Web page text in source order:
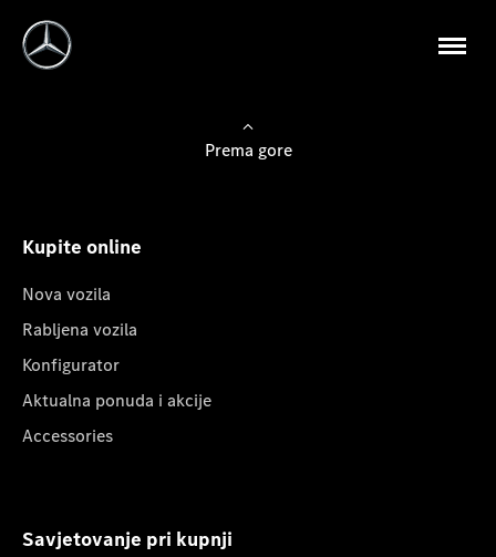
Prema gore
Kupite online
Nova vozila
Rabljena vozila
Konfigurator
Aktualna ponuda i akcije
Accessories
Savjetovanje pri kupnji